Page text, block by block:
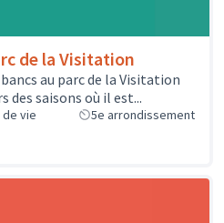
de la Visitation
au parc de la Visitation
saisons où il est...
de vie 5e arrondissement